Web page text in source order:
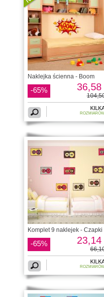
Naklejka ścienna - Boom
-65% 36,58
Komplet 9 naklejek - Czapki
-65% 23,14